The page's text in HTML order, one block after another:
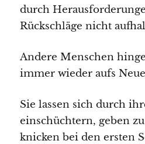
durch
Rückschläge nicht
Andere Menschen
immer wieder aufs
Sie lassen sich durch
einschüchtern, geben
knicken bei den ersten